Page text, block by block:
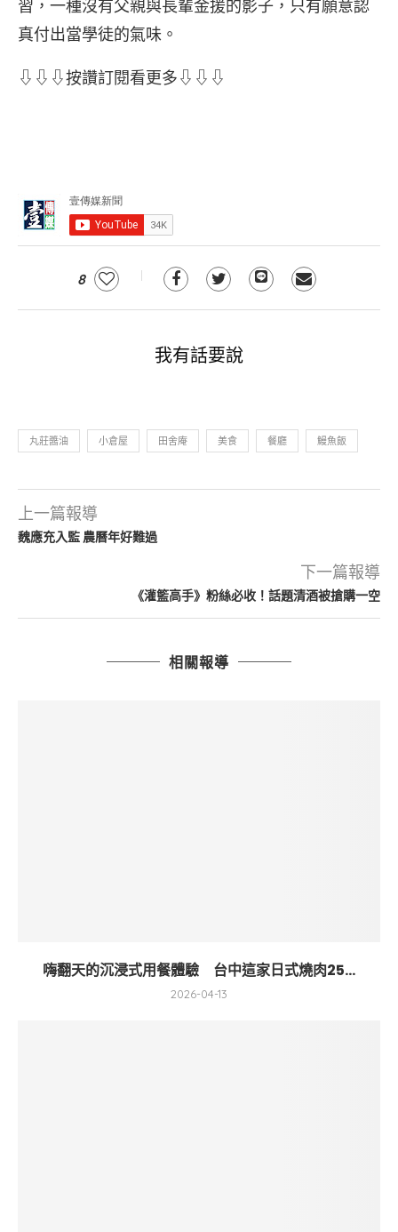
習，一種沒有父親與長輩金援的影子，只有願意認
真付出當學徒的氣味。
⇩⇩⇩按讚訂閱看更多⇩⇩⇩
8
我有話要說
丸莊醬油 小倉屋 田舍庵 美食 餐廳 鰻魚飯
上一篇報導
魏應充入監 農曆年好難過
下一篇報導
《灌籃高手》粉絲必收！話題清酒被搶購一空
相關報導
嗨翻天的沉浸式用餐體驗 台中這家日式燒肉25...
2026-04-13